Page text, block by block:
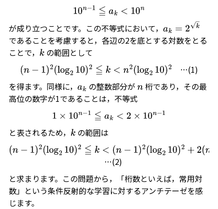
10n−1≦a k<10n
が成り立つことです。この不等式において， ak=2k
であることを考慮すると，各辺の2を底とする対数をとる
ことで， k の範囲として
(n− 1) 2(log210) 2≦k< n2 (log2 10)2
…(1)
を得ます。同様に， ak の整数部分がn桁であり，その最
高位の数字が1であることは，不等式
1×10n−1≦ ak <2×10n −1
と表されるため， k の範囲は
(n− 1) 2(log210) 2≦k< (n−1 2( log210)2+2(n−1 )log2 10 +1
…(2)
と求まります。この問題から，「桁数といえば，常用対
数」という条件反射的な学習に対するアンチテーゼを感
じます。